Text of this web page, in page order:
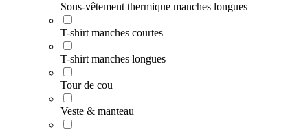
Sous-vêtement thermique manches longues
T-shirt manches courtes
T-shirt manches longues
Tour de cou
Veste & manteau